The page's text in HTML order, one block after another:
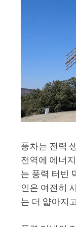
풍차는 전력
전역에 에너
는 풍력 터빈
인은 여전히
는 더 얇아지